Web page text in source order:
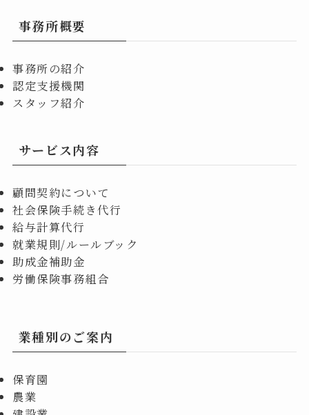
事務所概要
事務所の紹介
認定支援機関
スタッフ紹介
サービス内容
顧問契約について
社会保険手続き代行
給与計算代行
就業規則/ルールブック
助成金補助金
労働保険事務組合
業種別のご案内
保育園
農業